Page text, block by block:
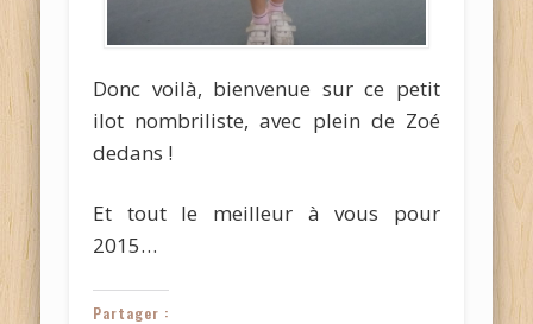
Donc voilà, bienvenue sur ce petit
ilot nombriliste, avec plein de Zoé
dedans !
Et tout le meilleur à vous pour
2015…
Partager :